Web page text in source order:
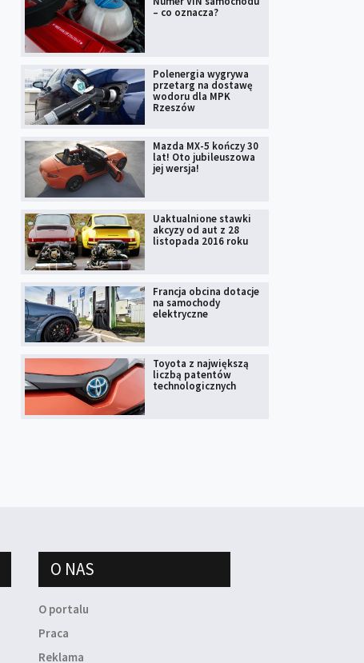
– co oznacza?
Polenergia wygrywa
przetarg na dostawę
wodoru dla MPK
Rzeszów
Mazda MX-5 kończy 30
lat! Oto jubileuszowa
jej wersja!
Uaktualnione stawki
akcyzy od aut z 28
listopada 2016 roku
Francja obcina dotacje
na samochody
elektryczne
Toyota z największą
liczbą patentów
technologicznych
O NAS
O portalu
Praca
Reklama